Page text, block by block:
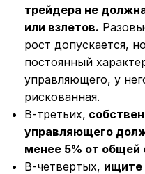
трейдера не
или взлетов.
рост допускается,
постоянный
управляющего, у
рискованная.
В-третьих,
управляющего
менее 5% от
В-четвертых, ищите